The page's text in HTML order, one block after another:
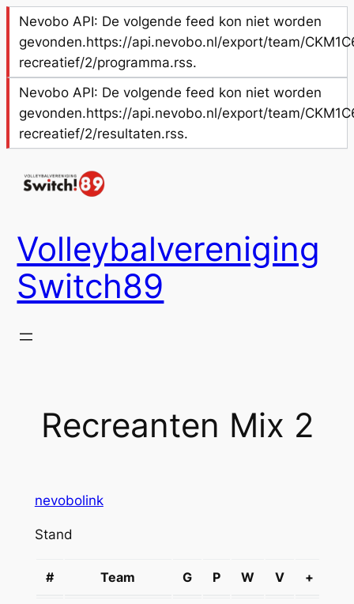
Nevobo API: De volgende feed kon niet worden
gevonden.https://api.nevobo.nl/export/team/
recreatief/2/programma.rss.
Nevobo API: De volgende feed kon niet worden
gevonden.https://api.nevobo.nl/export/team/
recreatief/2/resultaten.rss.
naar
Volleybalvereniging
Switch89
Recreanten Mix 2
nevobolink
Stand
# Team G P W V +